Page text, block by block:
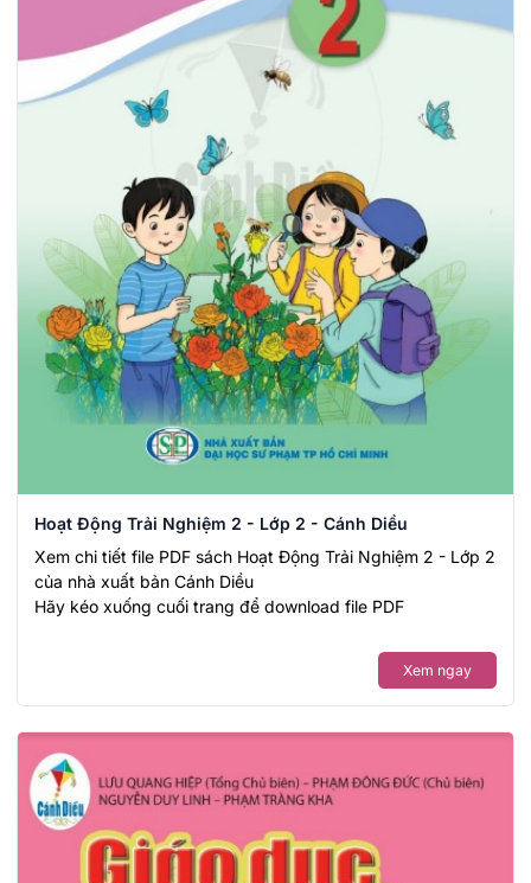
Hoạt Động Trải Nghiệm 2 - Lớp 2 - Cánh Diều
Xem chi tiết file PDF sách Hoạt Động Trải Nghiệm 2 - Lớp 2
của nhà xuất bản Cánh Diều
Hãy kéo xuống cuối trang để download file PDF
Xem ngay